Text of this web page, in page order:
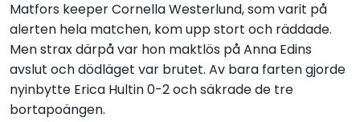
Matfors keeper Cornella Westerlund, som varit på
alerten hela matchen, kom upp stort och räddade.
Men strax därpå var hon maktlös på Anna Edins
avslut och dödläget var brutet. Av bara farten gjorde
nyinbytte Erica Hultin 0-2 och säkrade de tre
bortapoängen.